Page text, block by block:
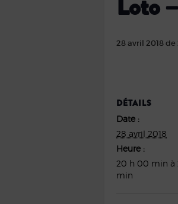
28 avril 2018
DÉTAILS
Date :
28 avril 2018
Heure :
20 h 00 min à
min